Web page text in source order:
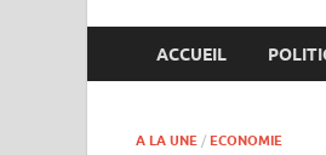
ACCUEIL
A LA UNE / ECONOMIE